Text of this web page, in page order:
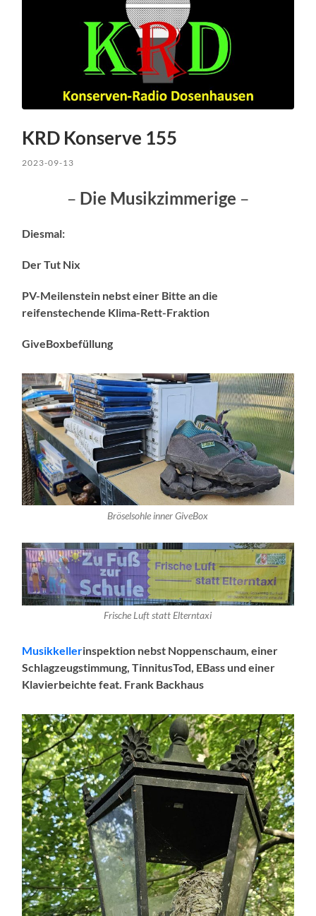
KRD Konserve 155
2023-09-13
– Die Musikzimmerige –
Diesmal:
Der Tut Nix
PV-Meilenstein nebst einer Bitte an die
reifenstechende Klima-Rett-Fraktion
GiveBoxbefüllung
Bröselsohle inner GiveBox
Frische Luft statt Elterntaxi
Musikkellerinspektion nebst Noppenschaum, einer
Schlagzeugstimmung, TinnitusTod, EBass und einer
Klavierbeichte feat. Frank Backhaus